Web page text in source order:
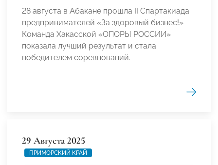
28 августа в Абакане прошла II Спартакиада
предпринимателей «За здоровый бизнес!»
Команда Хакасской «ОПОРЫ РОССИИ»
показала лучший результат и стала
победителем соревнований.
29 Августа 2025
ПРИМОРСКИЙ КРАЙ